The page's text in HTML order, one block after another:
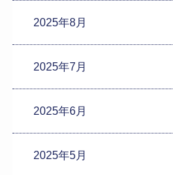
2025年8月
2025年7月
2025年6月
2025年5月